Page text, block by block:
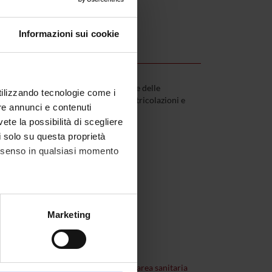
Informazioni sui cookie
tecnologie come i
annunci e contenuti
la possibilità di scegliere
su questa proprietà
in qualsiasi momento
metro,Marketing
base all’ordine della graduatoria e delle
modalità riportate nell'avviso immatricolazioni e
03/24)
alle scuole di specializzazione di area sanitaria